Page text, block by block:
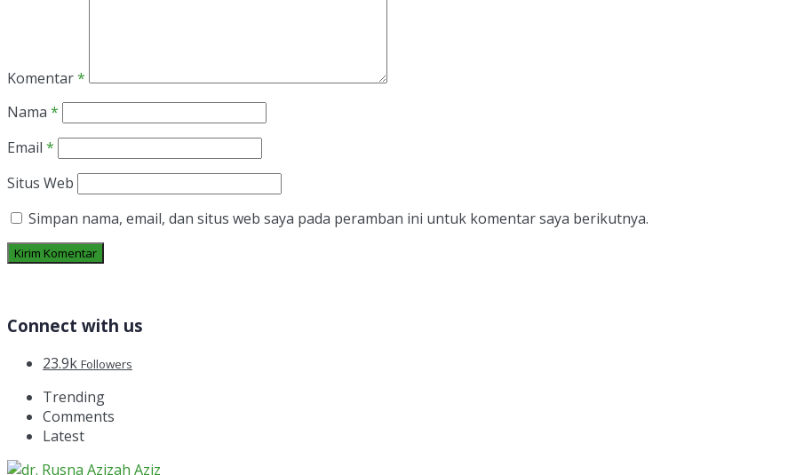
Komentar*
Nama *
Email *
Situs Web
Simpan nama, email, dan situs web saya pada peramban ini untuk komentar saya berikutnya.
Connect with us
23.9k Followers
Trending
Comments
Latest